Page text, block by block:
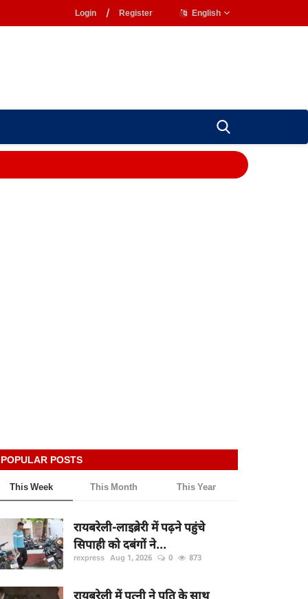
Login / Register English
POPULAR POSTS
This Week This Month This Year
रायबरेली-लाइब्रेरी में पढ़ने पहुंचे
सिपाही को दबंगों ने...
rexpress Aug 1, 2026 0 873
रायबरेली में पत्नी ने पति के साथ